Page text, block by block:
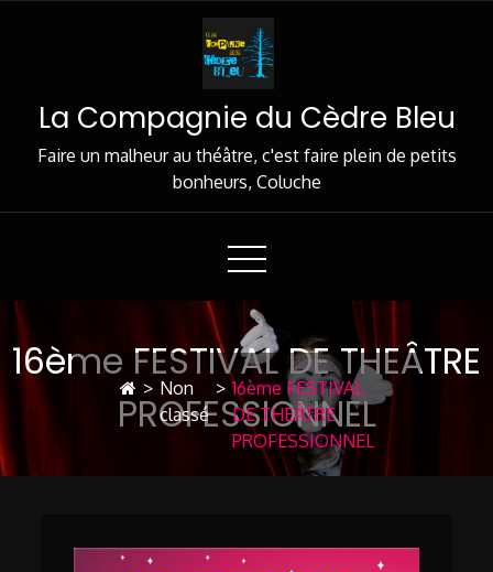
La Compagnie du Cèdre Bleu
Faire un malheur au théâtre, c'est faire plein de petits
bonheurs, Coluche
16ème FESTIVAL DE THEÂTRE
PROFESSIONNEL
> Non
classé
> 16ème FESTIVAL
DE THEÂTRE
PROFESSIONNEL